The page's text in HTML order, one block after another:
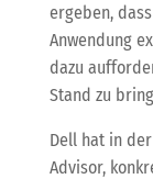
ergeben,
Anwendung
dazu
Stand zu
Dell hat in
Advisor,